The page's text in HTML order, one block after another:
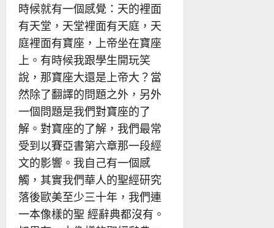
時候就有一個感覺：天的裡面
有天堂，天堂裡面有天庭，天
庭裡面有寶座，上帝坐在寶座
上。有時候我跟學生開玩笑
說，那寶座大還是上帝大？當
然除了翻譯的問題之外，另外
一個問題是我們對寶座的了
解。對寶座的了解，我們最常
受到以賽亞書第六章那一段經
文的影響。我自己有一個感
觸，其實我們華人的聖經研究
落後歐美至少三十年，我們連
一本像樣的聖 經辭典都沒有。